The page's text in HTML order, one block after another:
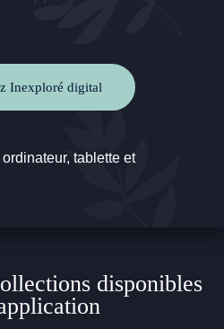
Inexploré digital
tablette et
disponibles